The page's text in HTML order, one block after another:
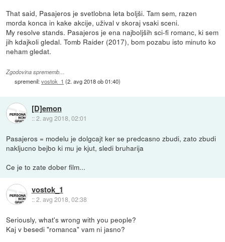
That said, Pasajeros je svetlobna leta boljši. Tam sem, razen
morda konca in kake akcije, užival v skoraj vsaki sceni.
My resolve stands. Pasajeros je ena najboljših sci-fi romanc, ki sem
jih kdajkoli gledal. Tomb Raider (2017), bom pozabu isto minuto ko
neham gledat.
Zgodovina sprememb…
spremenil:vostok_1 (2. avg 2018 ob 01:40)
[D]emon
::2. avg 2018, 02:01
Pasajeros = modelu je dolgcajt ker se predcasno zbudi, zato zbudi
nakljucno bejbo ki mu je kjut, sledi bruharija
Ce je to zate dober film...
vostok_1
::2. avg 2018, 02:38
Seriously, what's wrong with you people?
Kaj v besedi "romanca" vam ni jasno?